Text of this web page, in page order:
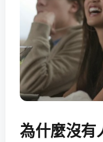
為什麼沒有